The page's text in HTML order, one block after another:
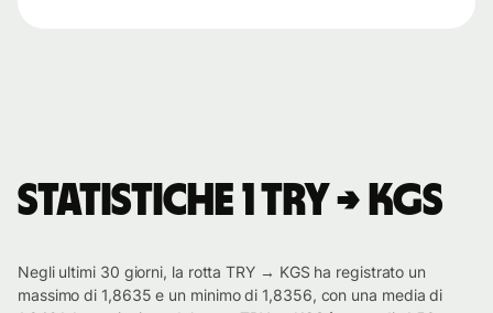
Statistiche 1 TRY → KGS
Negli ultimi 30 giorni, la rotta TRY → KGS ha registrato un
massimo di 1,8635 e un minimo di 1,8356, con una media di